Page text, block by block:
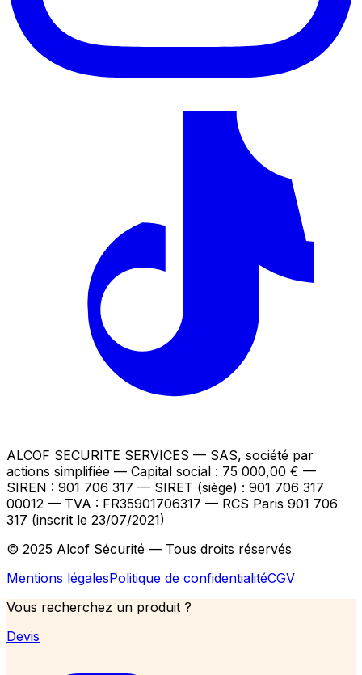
ALCOF SECURITE SERVICES — SAS, société par
actions simplifiée — Capital social : 75 000,00 € —
SIREN : 901 706 317 — SIRET (siège) : 901 706 317
00012 — TVA : FR35901706317 — RCS Paris 901 706
317 (inscrit le 23/07/2021)
© 2025 Alcof Sécurité — Tous droits réservés
Mentions légalesPolitique de confidentialitéCGV
Vous recherchez un produit ?
Devis